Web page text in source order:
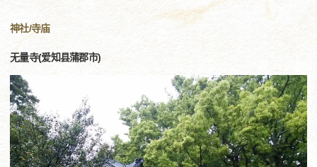
神社/寺庙
无量寺(爱知县蒲郡市)